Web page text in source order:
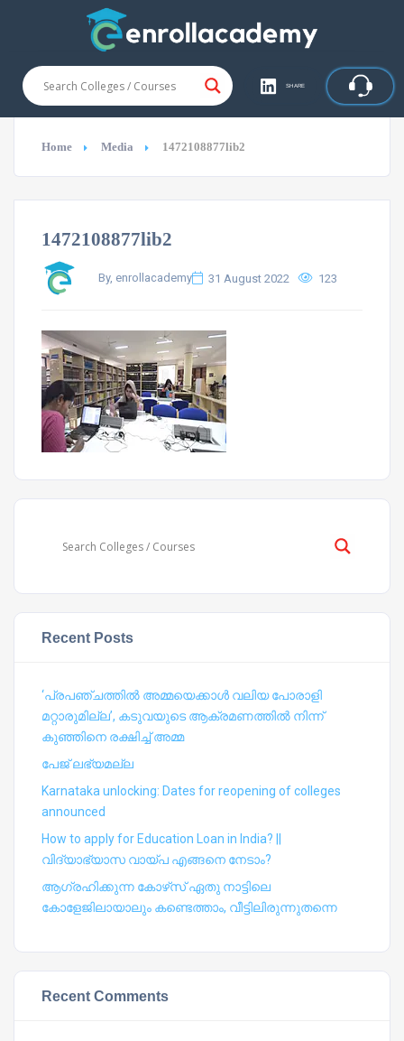
SHARE
Home Media 1472108877lib2
1472108877lib2
By, enrollacademy 31 August 2022 123
Recent Posts
‘പ്രപഞ്ചത്തില്‍ അമ്മയെക്കാള്‍ വലിയ പോരാളി
മറ്റാരുമില്ല’, കടുവയുടെ ആക്രമണത്തില്‍ നിന്ന്
കുഞ്ഞിനെ രക്ഷിച്ച് അമ്മ
പേജ് ലഭ്യമല്ല
Karnataka unlocking: Dates for reopening of colleges
announced
How to apply for Education Loan in India? ||
വിദ്യാഭ്യാസ വായ്പ എങ്ങനെ നേടാം?
ആഗ്രഹിക്കുന്ന കോഴ്‍സ് ഏതു നാട്ടിലെ
കോളേജിലായാലും കണ്ടെത്താം, വീട്ടിലിരുന്നുതന്നെ
Recent Comments